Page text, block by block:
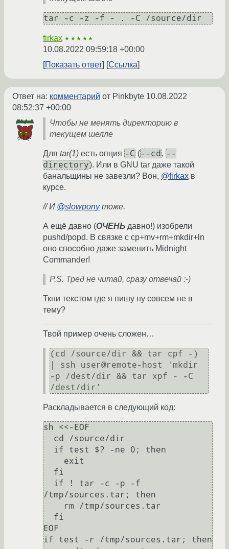
firkax ★★★★★
10.08.2022 09:59:18 +00:00
Показать ответ
Ссылка
Ответ на: комментарий от Pinkbyte 10.08.2022
08:52:37 +00:00
Чтобы не менять директорию в
текущем шелле
Для tar(1) есть опция -C (--cd , --
directory). Или в GNU tar даже такой
банальщины не завезли? Вон, @firkax в
курсе.
// И @slowponyтоже.
А ещё давно (ОЧЕНЬ давно!) изобрели
pushd/popd. В связке с cp+mv+rm+mkdir+ln
оно способно даже заменить Midnight
Commander!
P.S. Тред не читай, сразу отвечай :-)
Ткни текстом где я пишу ну совсем не в
тему?
Твой пример очень сложен…
(cd /source/dir && tar cpf -)
| ssh user@remote-host 'mkdir
-p /dest/dir && tar xpf - -C
Раскладывается в следующий код:
sh <<-EOF
/tmp/sources.tar; then
EOF
if test -r /tmp/sources.tar; then